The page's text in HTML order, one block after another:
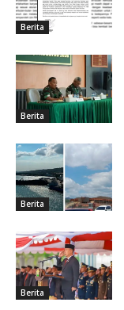
Berita
Berita
Berita
Berita